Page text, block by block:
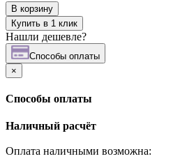
В корзину
Купить в 1 клик
Нашли дешевле?
Cпособы оплаты
×
Cпособы оплаты
Наличный расчёт
Оплата наличными возможна: